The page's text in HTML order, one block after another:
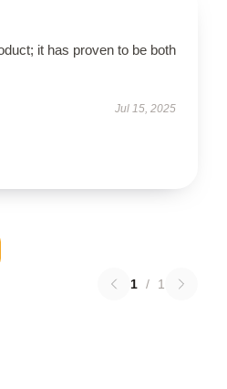
it has proven to be both
Jul 15, 2025
1 / 1